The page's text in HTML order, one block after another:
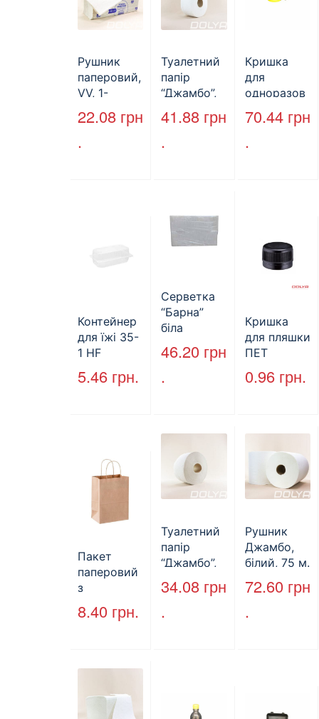
Рушник
паперовий,
VV, 1-
шаровий,
макулатура
22.08 грн
.
Туалетний
папір
“Джамбо”,
B2B
Service,
41.88 грн
.
Кришка
для
одноразов
ої пляшки,
ПЕТ,
70.44 грн
.
Контейнер
для їжі 35-
1 HF
227*127*85
мм
5.46 грн.
Серветка
“Барна”
біла
PAPERO
500 шт (6/
46.20 грн
.
Кришка
для пляшки
ПЕТ
стандарт
(КВ-28мм),
0.96 грн.
Пакет
паперовий
з
крученими
ручками,
мм*140 мм.
8.40 грн.
Туалетний
папір
“Джамбо”,
130м.
34.08 грн
.
Рушник
Джамбо,
білий, 75 м.
72.60 грн
.